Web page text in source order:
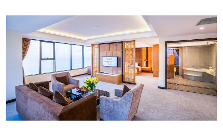
sáng.
Trẻ em từ 12 tuổi trở lên, tính như người lớn.
Điều kiện đặt tour:
Hotline đặt tour & tư vấn (9h00-20h00): 1900
2065
Văn phòng HCM: 028.6680 8757 /
Liên hệ cho LifeLink để kiểm tra tình trạng
phòng trống trước khi mua dịch vụ và nhận
mức giá ưu đãi nhất